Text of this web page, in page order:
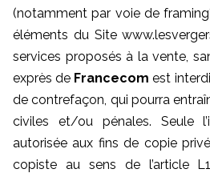
(notamment par voie de
éléments du Site
services proposés à la vente,
exprès de Francecom est
de contrefaçon, qui pourra
civiles et/ou pénales. Seule
autorisée aux fins de copie
copiste au sens de l’article